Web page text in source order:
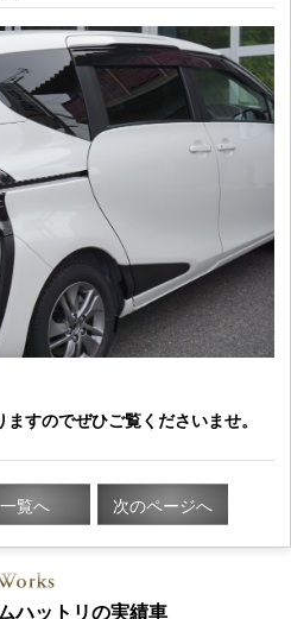
すのでぜひご覧くださいませ。
一覧へ 次のページへ
ハットリの実績車